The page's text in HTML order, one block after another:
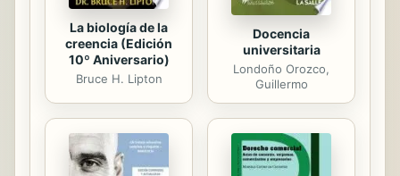
La biología de la
creencia (Edición
10º Aniversario)
Bruce H. Lipton
Docencia
universitaria
Londoño Orozco,
Guillermo